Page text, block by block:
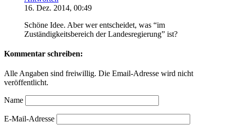
16. Dez. 2014, 00:49
Schöne Idee. Aber wer entscheidet, was “im
Zuständigkeitsbereich der Landesregierung” ist?
Kommentar schreiben:
Alle Angaben sind freiwillig. Die Email-Adresse wird nicht
veröffentlicht.
Name
E-Mail-Adresse